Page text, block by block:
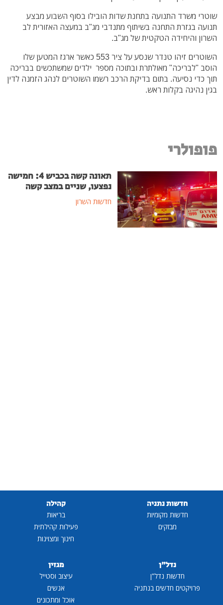
שוטרי משרד התנועה בתחנת שדות הובילו בסוף השבוע מבצע
תנועה בגזרת התחנה בשיתוף מתנדבי מג"ב במעצה האזורית לב
השרון והיחידה הטקטית של מג"ב.
השוטרים זיהו טנדר שנסע על ציר 553 כאשר ארגז המטען שלו
הוסב "לבריכה" מאולתרת ובתוכה מספר ילדים שמשתכשים בבריכה
תוך כדי נסיעה. בתום בדיקת הרכב רשמו השוטרים לנהג הזמנה לדין
בגין נהיגה בקלות ראש.
פופולרי
תאונה קשה בכביש 4: חמישה
נפצעו, שניים במצב קשה
חדשות השרון
חדשות נתניה
חדשות מקומיות
מבזקים
קהילה
בריאות
פעילות קהילתית
חינוך ומצוינות
נדל"ן
חדשות נדל"ן
פרויקטים חדשים בנתניה
מגזין
עיצוב וסטייל
אנשים
אוכל ומתכונים